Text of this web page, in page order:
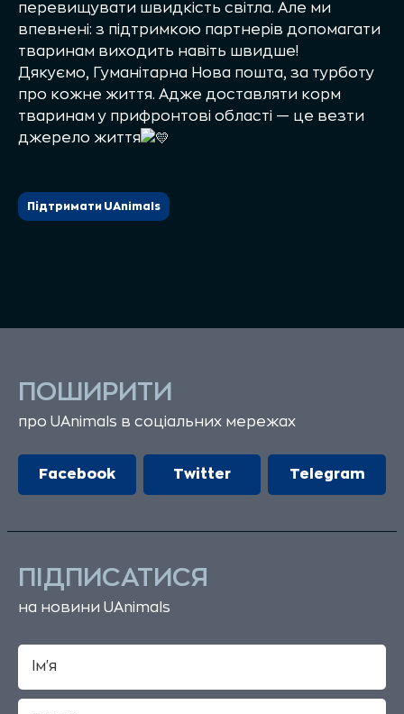
перевищувати швидкість світла. Але ми
впевнені: з підтримкою партнерів допомагати
тваринам виходить навіть швидше!
Дякуємо, Гуманітарна Нова пошта, за турботу
про кожне життя. Адже доставляти корм
тваринам у прифронтові області — це везти
джерело життя
Підтримати UAnimals
ПОШИРИТИ
про UAnimals в соціальних мережах
Facebook Twitter Telegram
ПІДПИСАТИСЯ
на новини UAnimals